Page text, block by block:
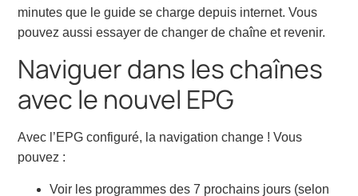
minutes que le guide se charge depuis internet. Vous
pouvez aussi essayer de changer de chaîne et revenir.
Naviguer dans les chaînes
avec le nouvel EPG
Avec l’EPG configuré, la navigation change ! Vous
pouvez :
Voir les programmes des 7 prochains jours (selon